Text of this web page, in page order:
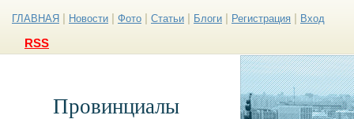
ГЛАВНАЯ Новости Фото Статьи Блоги Регистрация Вход
RSS
Провинциалы